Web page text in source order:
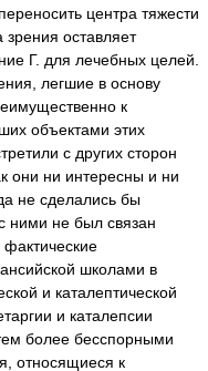
центра тяжести
зрения оставляет
Г. для лечебных целей.
легшие в основу
к
объектами этих
с других сторон
они ни интересны и ни
не сделались бы
ними не был связан
школами в
и каталептической
и каталепсии
более бесспорными
относящиеся к